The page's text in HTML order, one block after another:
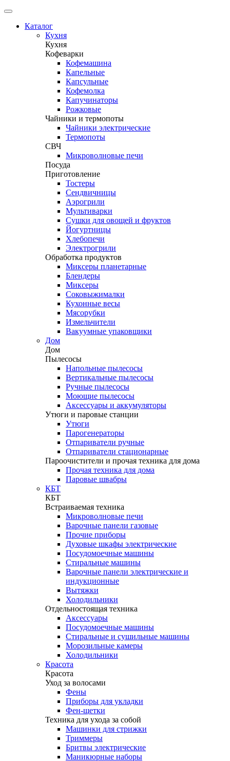
Каталог
Кухня
Кухня
Кофеварки
Кофемашина
Капельные
Капсульные
Кофемолка
Капучинаторы
Рожковые
Чайники и термопоты
Чайники электрические
Термопоты
СВЧ
Микроволновые печи
Посуда
Приготовление
Тостеры
Сендвичницы
Аэрогрили
Мультиварки
Сушки для овощей и фруктов
Йогуртницы
Хлебопечи
Электрогрили
Обработка продуктов
Миксеры планетарные
Блендеры
Миксеры
Соковыжималки
Кухонные весы
Мясорубки
Измельчители
Вакуумные упаковщики
Дом
Дом
Пылесосы
Напольные пылесосы
Вертикальные пылесосы
Ручные пылесосы
Моющие пылесосы
Аксессуары и аккумуляторы
Утюги и паровые станции
Утюги
Парогенераторы
Отпариватели ручные
Отпариватели стационарные
Пароочистители и прочая техника для дома
Прочая техника для дома
Паровые швабры
КБТ
КБТ
Встраиваемая техника
Микроволновые печи
Варочные панели газовые
Прочие приборы
Духовые шкафы электрические
Посудомоечные машины
Стиральные машины
Варочные панели электрические и
индукционные
Вытяжки
Холодильники
Отдельностоящая техника
Аксессуары
Посудомоечные машины
Стиральные и сушильные машины
Морозильные камеры
Холодильники
Красота
Красота
Уход за волосами
Фены
Приборы для укладки
Фен-щетки
Техника для ухода за собой
Машинки для стрижки
Триммеры
Бритвы электрические
Маникюрные наборы